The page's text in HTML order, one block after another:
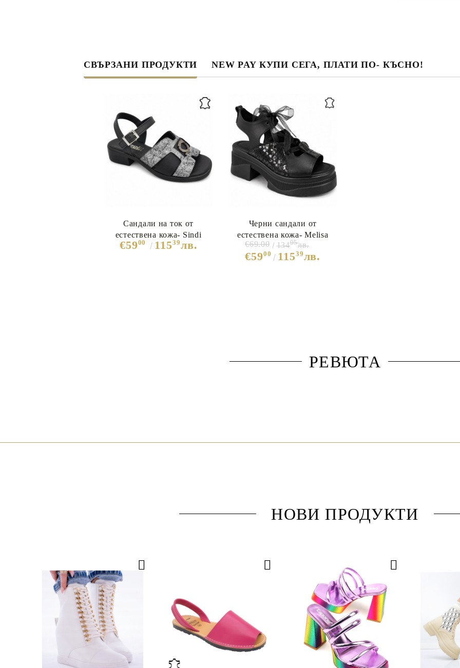
СВЪРЗАНИ ПРОДУКТИ NEW PAY КУПИ СЕГА, ПЛАТИ ПО- КЪСНО!
Сандали на ток от
естествена кожа- Sindi
Black 12067
€5900 11539лв.
Черни сандали от
естествена кожа- Melisa
Black 12046
€5900 11539лв.
€69.00 13495лв.
РЕВЮТА
НОВИ ПРОДУКТИ